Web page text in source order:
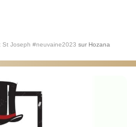
St Joseph #neuvaine2023 sur Hozana